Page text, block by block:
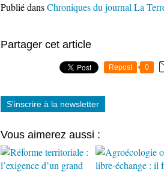
Publié dansChroniques du journal La
Partager cet article
Repost 0
S'inscrire à la newsletter
Vous aimerez aussi :